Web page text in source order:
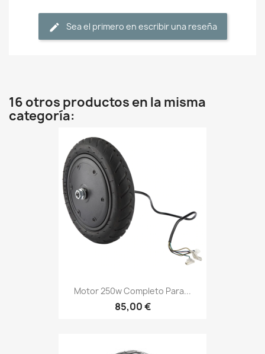
Sea el primero en escribir una reseña
16 otros productos en la misma
categoría:
Motor 250w Completo Para...
85,00 €